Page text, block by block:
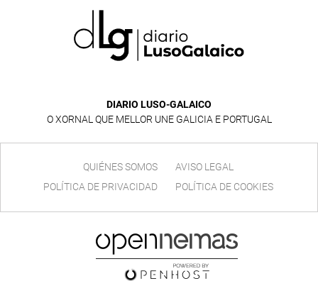
DIARIO LUSO-GALAICO
O XORNAL QUE MELLOR UNE GALICIA E PORTUGAL
QUIÉNES SOMOS
AVISO LEGAL
POLÍTICA DE PRIVACIDAD
POLÍTICA DE COOKIES